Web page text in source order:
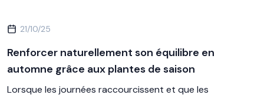
21/10/25
Renforcer naturellement son équilibre en
automne grâce aux plantes de saison
Lorsque les journées raccourcissent et que les